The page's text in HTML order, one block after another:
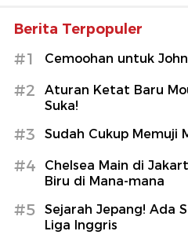
Berita Terpopuler
#1 Cemoohan untuk
#2
Aturan Ketat Baru
Suka!
#3 Sudah Cukup Memuji
#4
Chelsea Main di
Biru di Mana-mana
#5
Sejarah Jepang! Ada
Liga Inggris